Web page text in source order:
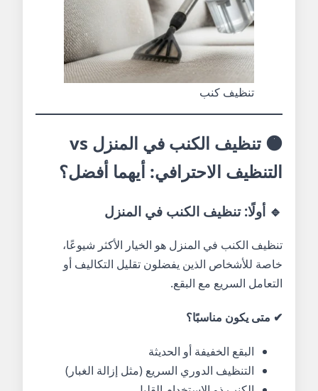
تنظيف كنب
🟠 تنظيف الكنب في المنزل vs
التنظيف الاحترافي: أيهما أفضل؟
🔹 أولًا: تنظيف الكنب في المنزل
تنظيف الكنب في المنزل هو الخيار الأكثر شيوعًا،
خاصة للأشخاص الذين يفضلون تقليل التكاليف أو
التعامل السريع مع البقع.
✔ متى يكون مناسبًا؟
البقع الخفيفة أو الحديثة
التنظيف الدوري السريع (مثل إزالة الغبار)